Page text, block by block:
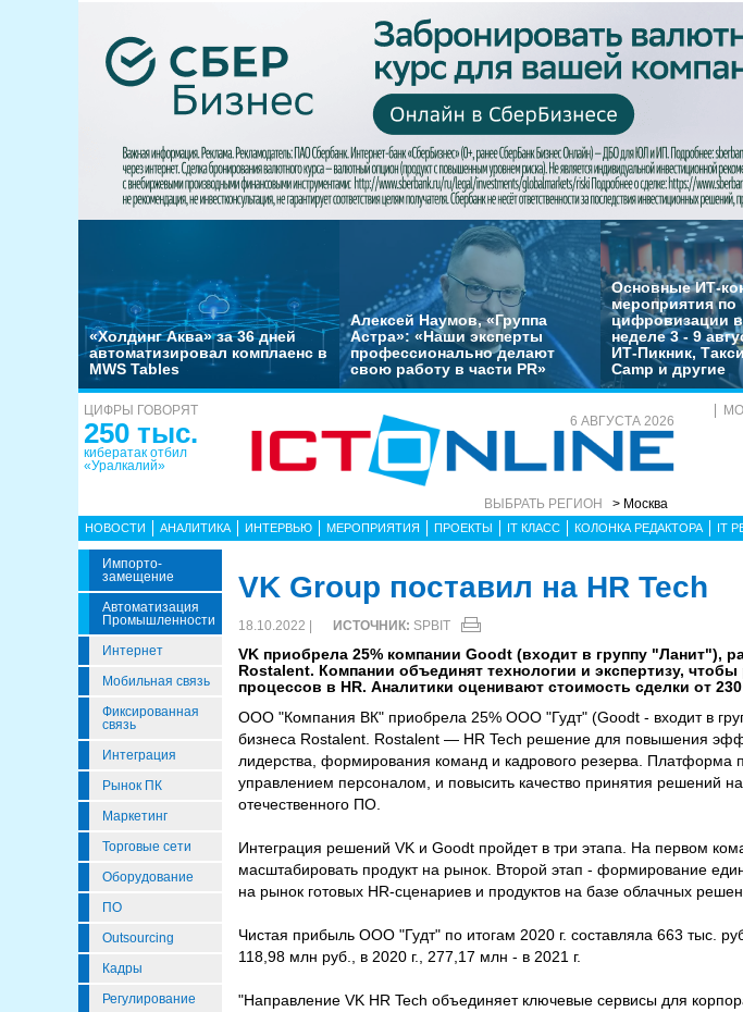
«Холдинг Аква» за 36 дней
автоматизировал комплаенс в
MWS Tables
Алексей Наумов, «Группа
Астра»: «Наши эксперты
профессионально делают
свою работу в части PR»
Основные ИТ-
мероприятия по
цифровизации
неделе 3 - 9
ИТ-Пикник,
Camp и другие
ЦИФРЫ ГОВОРЯТ
250 тыс.
кибератак отбил
«Уралкалий»
6 АВГУСТА 2026
ВЫБРАТЬ РЕГИОН > Москва
НОВОСТИ АНАЛИТИКА ИНТЕРВЬЮ МЕРОПРИЯТИЯ ПРОЕКТЫ IT КЛАСС КОЛОНКА РЕДАКТОРА IT
Импорто­
Замещение
Автоматизация
Промышленности
Интернет
Мобильная связь
Фиксированная
связь
Интеграция
Рынок ПК
Маркетинг
Торговые сети
Оборудование
ПО
Outsourcing
Кадры
Регулирование
VK Group поставил на HR Tech
18.10.2022 | ИСТОЧНИК: SPBIT
VK приоб­ре­ла 25% ком­па­нии Goodt (вхо­дит в груп­пу "Ла­нит"),
Rostalent. Ком­па­нии объ­еди­нят тех­но­логии и эк­спер­ти­зу,
про­цес­сов в HR. Ана­лити­ки оце­нивают стои­мость сдел­ки от
ООО "Компания ВК" приобрела 25% ООО "Гудт" (Goodt - входит в
бизнеса Rostalent. Rostalent — HR Tech решение для повышения
лидерства, формирования команд и кадрового резерва. Платформа
управлением персоналом, и повысить качество принятия решений
отечественного ПО.
Интеграция решений VK и Goodt пройдет в три этапа. На первом
масштабировать продукт на рынок. Второй этап - формирование
на рынок готовых HR-сценариев и продуктов на базе облачных
Чистая прибыль ООО "Гудт" по итогам 2020 г. составляла 663 тыс.
118,98 млн руб., в 2020 г., 277,17 млн - в 2021 г.
"Направление VK HR Tech объединяет ключевые сервисы для